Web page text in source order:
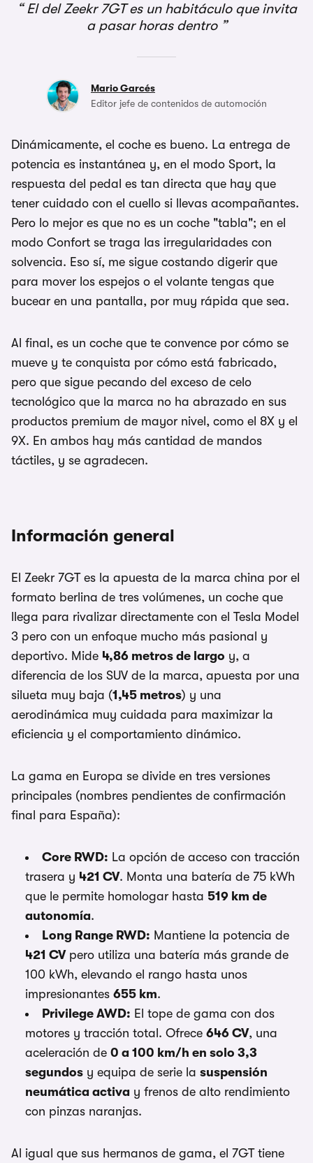
El del Zeekr 7GT es un habitáculo que invita
a pasar horas dentro
Mario Garcés
Editor jefe de contenidos de automoción
Dinámicamente, el coche es bueno. La entrega de
potencia es instantánea y, en el modo Sport, la
respuesta del pedal es tan directa que hay que
tener cuidado con el cuello si llevas acompañantes.
Pero lo mejor es que no es un coche "tabla"; en el
modo Confort se traga las irregularidades con
solvencia. Eso sí, me sigue costando digerir que
para mover los espejos o el volante tengas que
bucear en una pantalla, por muy rápida que sea.
Al final, es un coche que te convence por cómo se
mueve y te conquista por cómo está fabricado,
pero que sigue pecando del exceso de celo
tecnológico que la marca no ha abrazado en sus
productos premium de mayor nivel, como el 8X y el
9X. En ambos hay más cantidad de mandos
táctiles, y se agradecen.
Información general
El Zeekr 7GT es la apuesta de la marca china por el
formato berlina de tres volúmenes, un coche que
llega para rivalizar directamente con el Tesla Model
3 pero con un enfoque mucho más pasional y
deportivo. Mide 4,86 metros de largo y, a
diferencia de los SUV de la marca, apuesta por una
silueta muy baja (1,45 metros) y una
aerodinámica muy cuidada para maximizar la
eficiencia y el comportamiento dinámico.
La gama en Europa se divide en tres versiones
principales (nombres pendientes de confirmación
final para España):
Core RWD: La opción de acceso con tracción
trasera y 421 CV. Monta una batería de 75 kWh
que le permite homologar hasta 519 km de
autonomía.
Long Range RWD: Mantiene la potencia de
421 CVpero utiliza una batería más grande de
100 kWh, elevando el rango hasta unos
impresionantes 655 km.
Privilege AWD: El tope de gama con dos
motores y tracción total. Ofrece 646 CV, una
aceleración de 0 a 100 km/h en solo 3,3
segundos y equipa de serie la suspensión
neumática activa y frenos de alto rendimiento
con pinzas naranjas.
Al igual que sus hermanos de gama, el 7GT tiene